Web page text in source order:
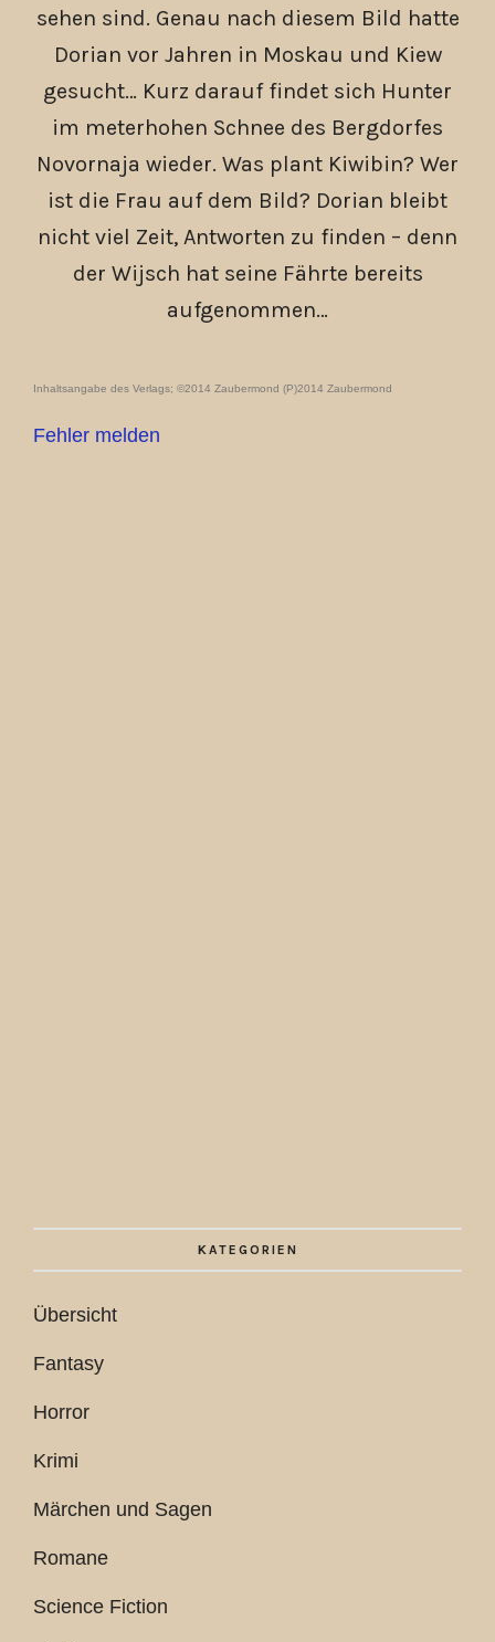
sehen sind. Genau nach diesem Bild hatte
Dorian vor Jahren in Moskau und Kiew
gesucht… Kurz darauf findet sich Hunter
im meterhohen Schnee des Bergdorfes
Novornaja wieder. Was plant Kiwibin? Wer
ist die Frau auf dem Bild? Dorian bleibt
nicht viel Zeit, Antworten zu finden – denn
der Wijsch hat seine Fährte bereits
aufgenommen…
Inhaltsangabe des Verlags; ©2014 Zaubermond (P)2014 Zaubermond
Fehler melden
KATEGORIEN
Übersicht
Fantasy
Horror
Krimi
Märchen und Sagen
Romane
Science Fiction